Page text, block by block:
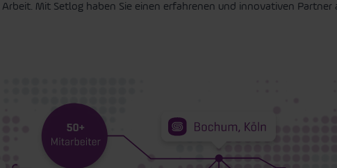
Mit Setlog haben Sie einen erfahrenen und innovativen Partner